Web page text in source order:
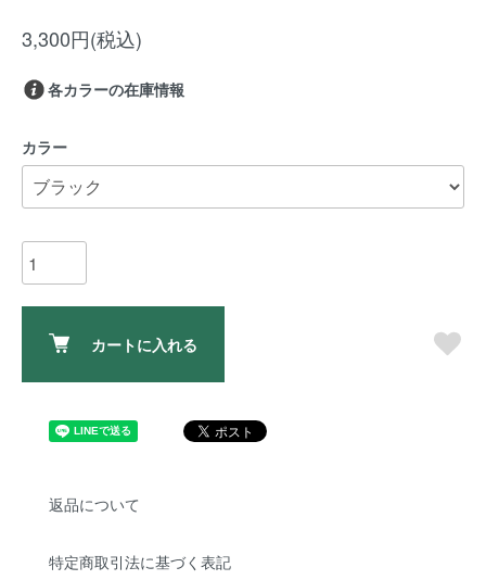
3,300円(税込)
各カラーの在庫情報
カラー
カートに入れる
返品について
特定商取引法に基づく表記